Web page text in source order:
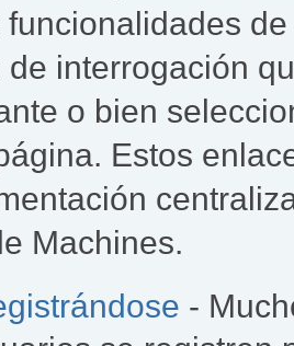
funcionalidades
de interrogación
o bien
Estos
Machines.
-